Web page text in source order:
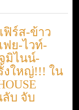
ฟิร์ส-ข้าว
ฟย-ไวท์-
มิไนน์-
งใหญ่!!! ใน
ลับ จับ